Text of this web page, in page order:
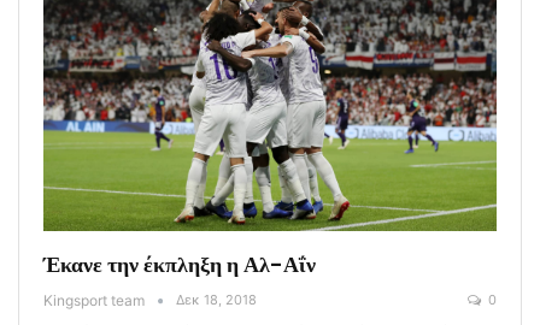
Έκανε την έκπληξη η Αλ-Αΐν
Kingsport team Δεκ 18, 2018 0